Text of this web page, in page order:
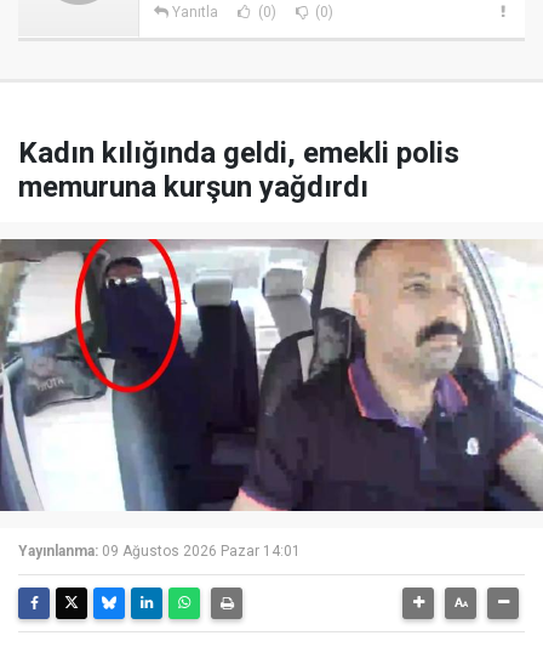
Yanıtla (0) (0)
Kadın kılığında geldi, emekli polis
memuruna kurşun yağdırdı
Yayınlanma: 09 Ağustos 2026 Pazar 14:01